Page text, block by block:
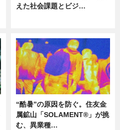
えた社会課題とビジ…
“酷暑”の原因を防ぐ。住友金
属鉱山「SOLAMENT®」が挑
む、異業種…